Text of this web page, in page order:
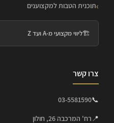
תוכנית הטבות למקצוענים
🏗️ליווי מקצועי מ-A ועד Z
צרו קשר
📞
03-5581590
📍 רח' המרכבה 26, חולון